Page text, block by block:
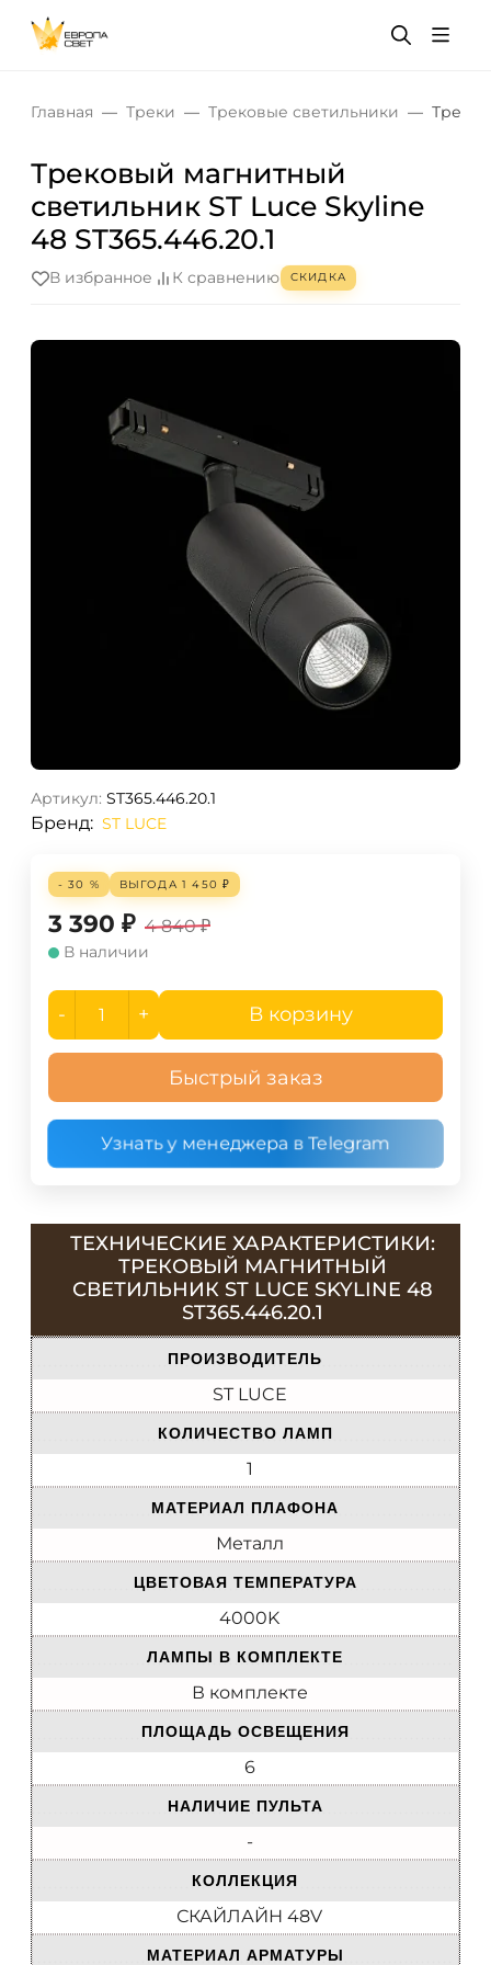
Главная Треки Трековые светильники
Трековый магнитный
светильник ST Luce Skyline
48 ST365.446.20.1
В избранное К сравнению СКИДКА
Артикул: ST365.446.20.1
Бренд: ST LUCE
- 30 % ВЫГОДА 1 450 ₽
3 390 ₽ 4 840 ₽
В наличии
- + В корзину
Быстрый заказ
Узнать у менеджера в Telegram
ТЕХНИЧЕСКИЕ ХАРАКТЕРИСТИКИ:
ТРЕКОВЫЙ МАГНИТНЫЙ
СВЕТИЛЬНИК ST LUCE SKYLINE 48
ST365.446.20.1
ПРОИЗВОДИТЕЛЬ
ST LUCE
КОЛИЧЕСТВО ЛАМП
1
МАТЕРИАЛ ПЛАФОНА
Металл
ЦВЕТОВАЯ ТЕМПЕРАТУРА
4000K
ЛАМПЫ В КОМПЛЕКТЕ
В комплекте
ПЛОЩАДЬ ОСВЕЩЕНИЯ
6
НАЛИЧИЕ ПУЛЬТА
-
КОЛЛЕКЦИЯ
СКАЙЛАЙН 48V
МАТЕРИАЛ АРМАТУРЫ